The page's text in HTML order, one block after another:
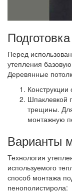
Перед
утепления
Деревянные
Шпаклевкой
трещины.
монтажную
Варианты
Технология
используемого
способ монтажа
пенополистирола: